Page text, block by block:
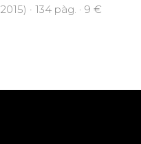
2015) · 134 pàg. · 9 €